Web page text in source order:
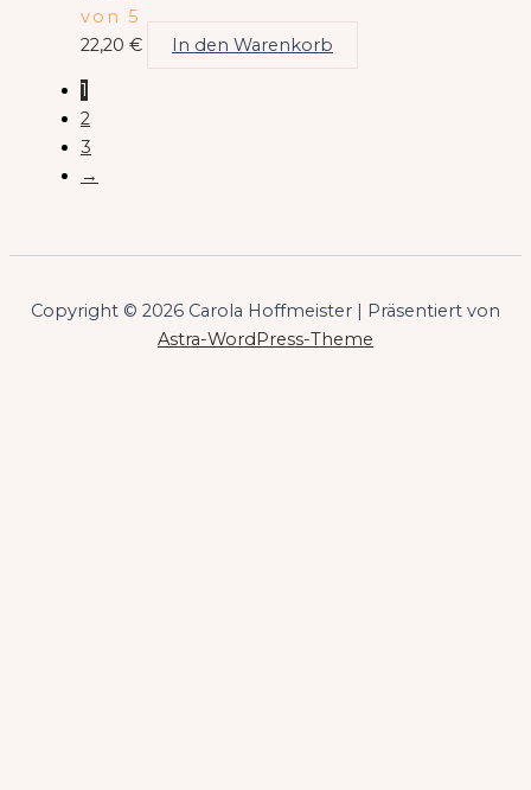
von 5
22,20 € In den Warenkorb
1
2
3
→
Copyright © 2026 Carola Hoffmeister | Präsentiert von
Astra-WordPress-Theme